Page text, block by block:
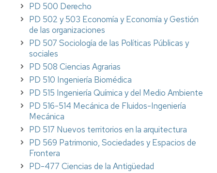
PD 500 Derecho
PD 502 y 503 Economía y Economía y Gestión
de las organizaciones
PD 507 Sociología de las Políticas Públicas y
sociales
PD 508 Ciencias Agrarias
PD 510 Ingeniería Biomédica
PD 515 Ingeniería Química y del Medio Ambiente
PD 516-514 Mecánica de Fluidos-Ingeniería
Mecánica
PD 517 Nuevos territorios en la arquitectura
PD 569 Patrimonio, Sociedades y Espacios de
Frontera
PD-477 Ciencias de la Antigüedad